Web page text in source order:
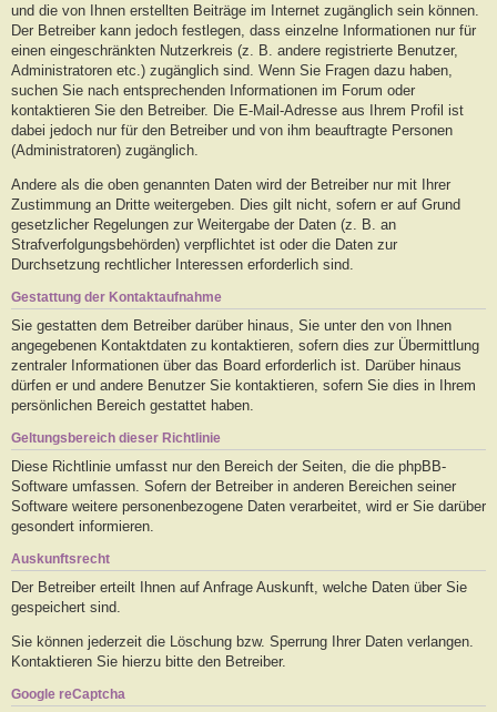
und die von Ihnen erstellten Beiträge im Internet zugänglich sein können.
Der Betreiber kann jedoch festlegen, dass einzelne Informationen nur für
einen eingeschränkten Nutzerkreis (z. B. andere registrierte Benutzer,
Administratoren etc.) zugänglich sind. Wenn Sie Fragen dazu haben,
suchen Sie nach entsprechenden Informationen im Forum oder
kontaktieren Sie den Betreiber. Die E-Mail-Adresse aus Ihrem Profil ist
dabei jedoch nur für den Betreiber und von ihm beauftragte Personen
(Administratoren) zugänglich.
Andere als die oben genannten Daten wird der Betreiber nur mit Ihrer
Zustimmung an Dritte weitergeben. Dies gilt nicht, sofern er auf Grund
gesetzlicher Regelungen zur Weitergabe der Daten (z. B. an
Strafverfolgungsbehörden) verpflichtet ist oder die Daten zur
Durchsetzung rechtlicher Interessen erforderlich sind.
Gestattung der Kontaktaufnahme
Sie gestatten dem Betreiber darüber hinaus, Sie unter den von Ihnen
angegebenen Kontaktdaten zu kontaktieren, sofern dies zur Übermittlung
zentraler Informationen über das Board erforderlich ist. Darüber hinaus
dürfen er und andere Benutzer Sie kontaktieren, sofern Sie dies in Ihrem
persönlichen Bereich gestattet haben.
Geltungsbereich dieser Richtlinie
Diese Richtlinie umfasst nur den Bereich der Seiten, die die phpBB-
Software umfassen. Sofern der Betreiber in anderen Bereichen seiner
Software weitere personenbezogene Daten verarbeitet, wird er Sie darüber
gesondert informieren.
Auskunftsrecht
Der Betreiber erteilt Ihnen auf Anfrage Auskunft, welche Daten über Sie
gespeichert sind.
Sie können jederzeit die Löschung bzw. Sperrung Ihrer Daten verlangen.
Kontaktieren Sie hierzu bitte den Betreiber.
Google reCaptcha